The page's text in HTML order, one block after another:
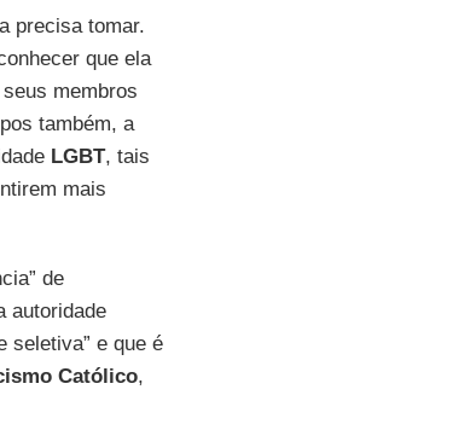
precisa tomar.
que ela
membros
também, a
LGBT, tais
mais
de
autoridade
seletiva” e que é
Católico,